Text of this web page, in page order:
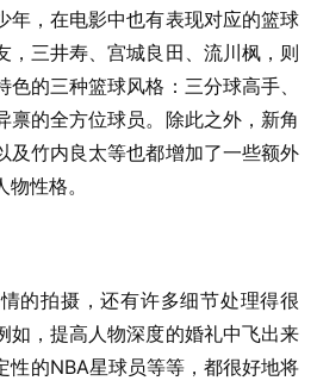
年，在电影中也有表现对应的篮球
，三井寿、宫城良田、流川枫，则
的三种篮球风格：三分球高手、
禀的全方位球员。除此之外，新角
及竹内良太等也都增加了一些额外
性格。
的拍摄，还有许多细节处理得很
如，提高人物深度的婚礼中飞出来
性的NBA星球员等等，都很好地将